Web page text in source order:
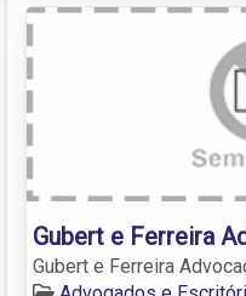
Gubert e Ferreira
Gubert e Ferreira